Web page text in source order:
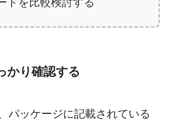
ドを比較検討する
かり確認する
パッケージに記載されている